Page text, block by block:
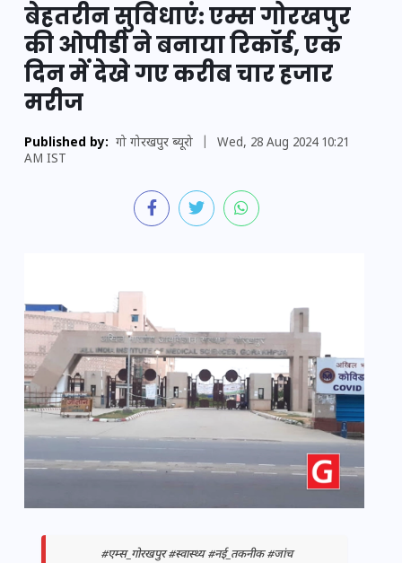
बेहतरीन सुविधाएं: एम्स गोरखपुर
की ओपीडी ने बनाया रिकॉर्ड, एक
दिन में देखे गए करीब चार हजार
मरीज
Published by: गो गोरखपुर ब्यूरो
Wed, 28 Aug 2024 10:21
AM IST
#एम्स_गोरखपुर #स्वास्थ्य #नई_तकनीक #जांच